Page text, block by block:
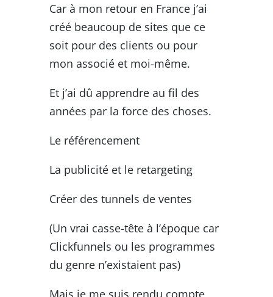
Car à mon retour en France j’ai
créé beaucoup de sites que ce
soit pour des clients ou pour
mon associé et moi-même.
Et j’ai dû apprendre au fil des
années par la force des choses.
Le référencement
La publicité et le retargeting
Créer des tunnels de ventes
(Un vrai casse-tête à l’époque car
Clickfunnels ou les programmes
du genre n’existaient pas)